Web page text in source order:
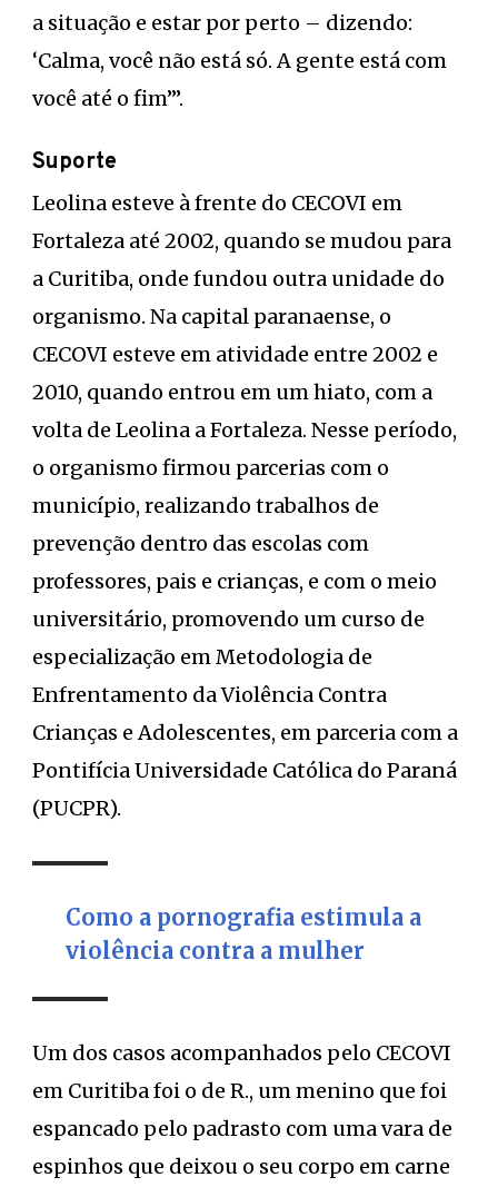
a situação e estar por perto – dizendo:
‘Calma, você não está só. A gente está com
você até o fim’”.
Suporte
Leolina esteve à frente do CECOVI em
Fortaleza até 2002, quando se mudou para
a Curitiba, onde fundou outra unidade do
organismo. Na capital paranaense, o
CECOVI esteve em atividade entre 2002 e
2010, quando entrou em um hiato, com a
volta de Leolina a Fortaleza. Nesse período,
o organismo firmou parcerias com o
município, realizando trabalhos de
prevenção dentro das escolas com
professores, pais e crianças, e com o meio
universitário, promovendo um curso de
especialização em Metodologia de
Enfrentamento da Violência Contra
Crianças e Adolescentes, em parceria com a
Pontifícia Universidade Católica do Paraná
(PUCPR).
Como a pornografia estimula a
violência contra a mulher
Um dos casos acompanhados pelo CECOVI
em Curitiba foi o de R., um menino que foi
espancado pelo padrasto com uma vara de
espinhos que deixou o seu corpo em carne